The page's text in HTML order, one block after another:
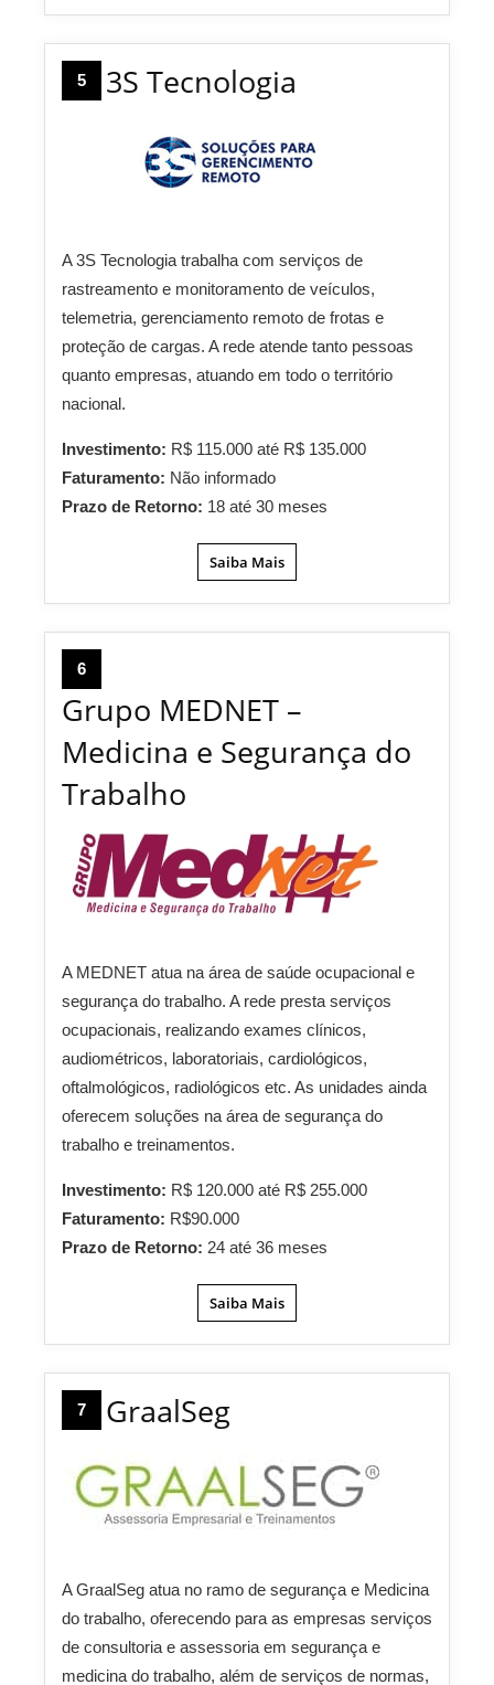
5 3S Tecnologia
A 3S Tecnologia trabalha com serviços de
rastreamento e monitoramento de veículos,
telemetria, gerenciamento remoto de frotas e
proteção de cargas. A rede atende tanto pessoas
quanto empresas, atuando em todo o território
nacional.
Investimento: R$ 115.000 até R$ 135.000
Faturamento: Não informado
Prazo de Retorno: 18 até 30 meses
Saiba Mais
6
Grupo MEDNET –
Medicina e Segurança do
Trabalho
A MEDNET atua na área de saúde ocupacional e
segurança do trabalho. A rede presta serviços
ocupacionais, realizando exames clínicos,
audiométricos, laboratoriais, cardiológicos,
oftalmológicos, radiológicos etc. As unidades ainda
oferecem soluções na área de segurança do
trabalho e treinamentos.
Investimento: R$ 120.000 até R$ 255.000
Faturamento: R$90.000
Prazo de Retorno: 24 até 36 meses
Saiba Mais
7 GraalSeg
A GraalSeg atua no ramo de segurança e Medicina
do trabalho, oferecendo para as empresas serviços
de consultoria e assessoria em segurança e
medicina do trabalho, além de serviços de normas,